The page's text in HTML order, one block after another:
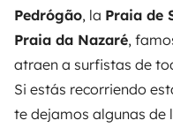
Pedrógão, la Praia de
Praia da Nazaré,
atraen a surfistas de
Si estás recorriendo
te dejamos algunas de